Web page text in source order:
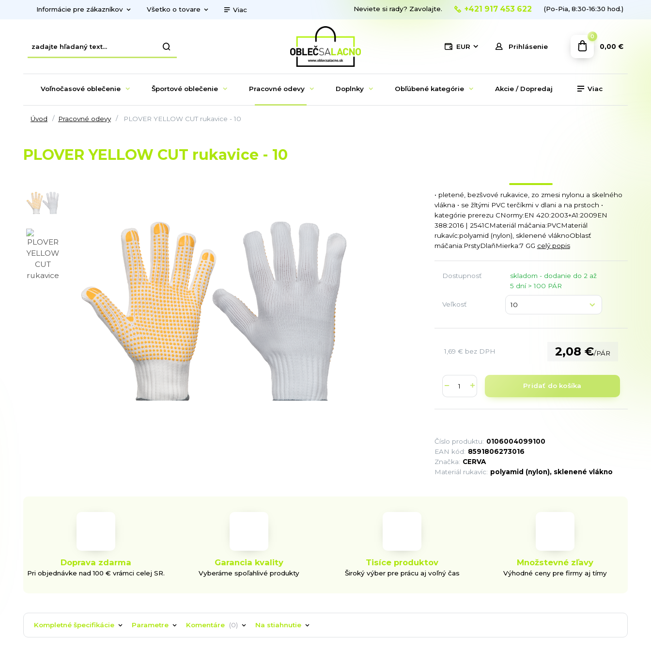
Informácie pre zákazníkov Všetko o tovare Viac
EUR Prihlásenie
Neviete si rady? Zavolajte. +421 917 453 622 (Po-Pia, 8:30-16:30 hod.)
0
0,00 €
Voľnočasové oblečenie Športové oblečenie Pracovné odevy Doplnky Obľúbené kategórie Akcie / Dopredaj Viac
Úvod Pracovné odevy PLOVER YELLOW CUT rukavice - 10
PLOVER YELLOW CUT rukavice - 10
• pletené, bezšvové rukavice, zo zmesi nylonu a skelného
vlákna • se žltými PVC terčíkmi v dlani a na prstoch •
kategórie prerezu CNormy:EN 420:2003+A1:2009EN
388:2016 | 2541CMateriál máčania:PVCMateriál
rukavíc:polyamid (nylon), sklenené vláknoOblasť
máčania:PrstyDlaňMierka:7 GG celý popis
Dostupnosť
skladom - dodanie do 2 až
5 dní > 100 PÁR
Veľkosť
2,08 €/PÁR
1,69 € bez DPH
Pridať do košíka
Číslo produktu: 0106004099100
EAN kód: 8591806273016
Značka: CERVA
Materiál rukavíc: polyamid (nylon), sklenené vlákno
Doprava zdarma
Pri objednávke nad 100 € vrámci celej SR.
Garancia kvality
Vyberáme spoľahlivé produkty
Tisíce produktov
Široký výber pre prácu aj voľný čas
Množstevné zľavy
Výhodné ceny pre firmy aj tímy
Kompletné špecifikácie Parametre Komentáre 0 Na stiahnutie